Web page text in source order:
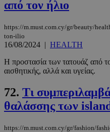
από τον ήλιο
https://m.must.com.cy/gr/beauty/
ton-ilio
16/08/2024 | HEALTH
Η προστασία των τατουάζ από
αισθητικής, αλλά και υγείας.
72. Tι
θαλάσσης των
https://m.must.com.cy/gr/fashion/